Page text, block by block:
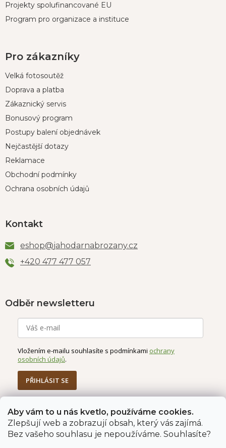
Aby vám to u nás kvetlo, používáme cookies.
Zlepšují web a zobrazují obsah, který vás zajímá.
Bez vašeho souhlasu je nepoužíváme. Souhlasíte?
Projekty spolufinancované EU
Program pro organizace a instituce
Pro zákazníky
Velká fotosoutěž
Doprava a platba
Zákaznický servis
Bonusový program
Postupy balení objednávek
Nejčastější dotazy
Reklamace
Obchodní podmínky
Ochrana osobních údajů
Kontakt
eshop@jahodarnabrozany.cz
+420 477 477 057
Odběr newsletteru
Vložením e-mailu souhlasíte s podmínkami ochrany
osobních údajů.
PŘIHLÁSIT SE
Jahodárna Brozany Obchodní podmínky
Podmínky ochrany údajů